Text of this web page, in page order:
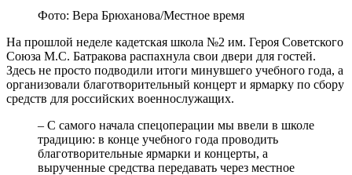
Фото: Вера Брюханова/Местное время
На прошлой неделе кадетская школа №2 им. Героя Советского
Союза М.С. Батракова распахнула свои двери для гостей.
Здесь не просто подводили итоги минувшего учебного года, а
организовали благотворительный концерт и ярмарку по сбору
средств для российских военнослужащих.
– С самого начала спецоперации мы ввели в школе
традицию: в конце учебного года проводить
благотворительные ярмарки и концерты, а
вырученные средства передавать через местное